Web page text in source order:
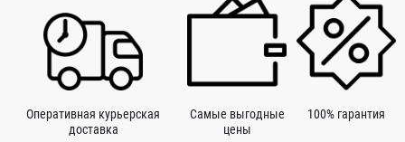
Оперативная курьерская
доставка
Самые выгодные
цены
100% гарантия